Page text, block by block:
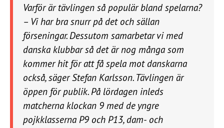
Varför är tävlingen så populär bland spelarna?
– Vi har bra snurr på det och sällan
förseningar. Dessutom samarbetar vi med
danska klubbar så det är nog många som
kommer hit för att få spela mot danskarna
också, säger Stefan Karlsson. Tävlingen är
öppen för publik. På lördagen inleds
matcherna klockan 9 med de yngre
pojkklasserna P9 och P13, dam- och